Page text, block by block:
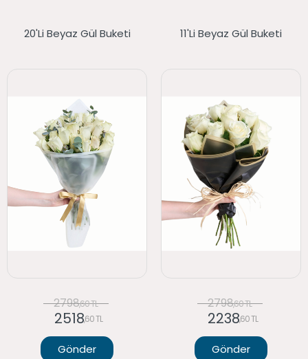
20'li Beyaz Gül Buketi
2798,60 TL
2518,60 TL
Gönder
11'li Beyaz Gül Buketi
2798,60 TL
2238,60 TL
Gönder